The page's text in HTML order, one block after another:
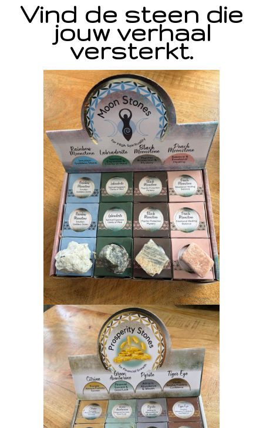
Vind de steen die
jouw verhaal
versterkt.